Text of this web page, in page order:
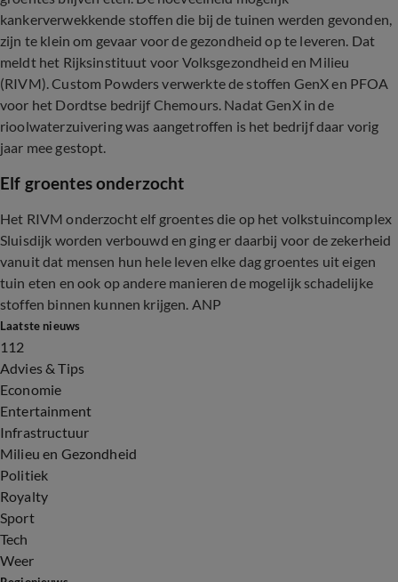
kankerverwekkende stoffen die bij de tuinen werden gevonden,
zijn te klein om gevaar voor de gezondheid op te leveren. Dat
meldt het Rijksinstituut voor Volksgezondheid en Milieu
(RIVM). Custom Powders verwerkte de stoffen GenX en PFOA
voor het Dordtse bedrijf Chemours. Nadat GenX in de
rioolwaterzuivering was aangetroffen is het bedrijf daar vorig
jaar mee gestopt.
Elf groentes onderzocht
Het RIVM onderzocht elf groentes die op het volkstuincomplex
Sluisdijk worden verbouwd en ging er daarbij voor de zekerheid
vanuit dat mensen hun hele leven elke dag groentes uit eigen
tuin eten en ook op andere manieren de mogelijk schadelijke
stoffen binnen kunnen krijgen. ANP
Laatste nieuws
112
Advies & Tips
Economie
Entertainment
Infrastructuur
Milieu en Gezondheid
Politiek
Royalty
Sport
Tech
Weer